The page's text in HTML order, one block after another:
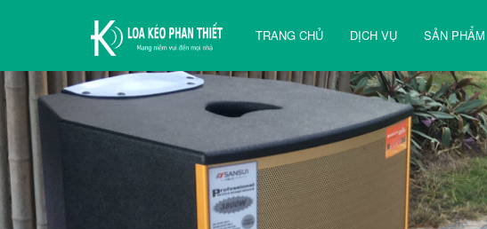
TRANG CHỦ DỊCH VỤ SẢN PHẨM